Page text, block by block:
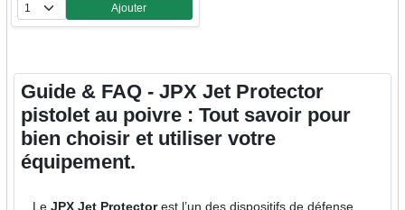
Quantité
Ajouter
Guide & FAQ - JPX Jet Protector
pistolet au poivre : Tout savoir pour
bien choisir et utiliser votre
équipement.
LeJPX Jet Protectorest l’un des dispositifs de défense